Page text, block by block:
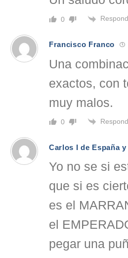
0
Francisco Franco
Una
exactos, con
muy malos.
0
Carlos I de España
Yo no se si
que si es
es el
el
pegar una